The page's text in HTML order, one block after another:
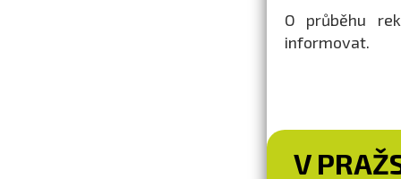
O průběhu
informovat.
V